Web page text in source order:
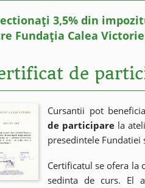
3,5% din
Fundația Calea
de
Cursantii pot
de participare la
presedintele Fundatiei
Certificatul se ofera la
sedinta de curs. El